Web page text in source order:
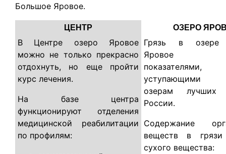
Большое Яровое.
ЦЕНТР
В Центре озеро Яровое
можно не только прекрасно
отдохнуть, но еще пройти
курс лечения.
На базе центра
функционируют отделения
медицинской реабилитации
по профилям:
ОЗЕРО
Грязь в озере
Яровое
уступающими
озерам лучших
России.
Содержание
веществ в
сухого вещества: